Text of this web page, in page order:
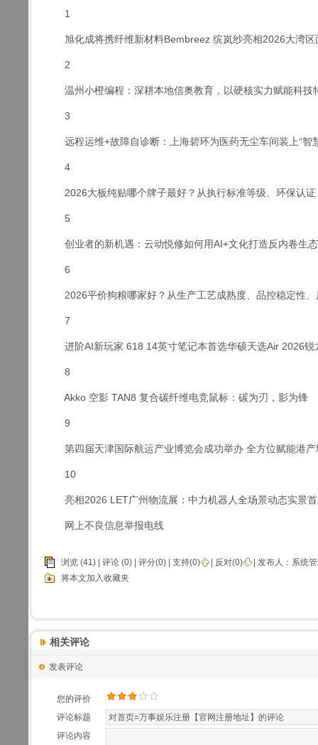
1
旭化成将携纤维新材料Bembreez 缤岚纱亮相2026大湾区
2
温州小橙编程：深耕本地信奥教育，以硬核实力赋能科技
3
远程运维+故障自诊断：上海碧环为医药无尘车间装上“智
4
2026大板纯贴哪个牌子最好？从执行标准等级、环保认证
5
创业者的新机遇：云动悦修如何用AI+文化打造反内卷生
6
2026平价狗粮哪家好？从生产工艺成熟度、品控稳定性、
7
进阶AI新玩家 618 14英寸笔记本首选华硕天选Air 2026锐
8
Akko 空影 TAN8 复合碳纤维电竞鼠标：碳为刃，影为锋
9
第四届天津国际航运产业博览会成功举办 全方位赋能港产
10
亮相2026 LET广州物流展：中力机器人全场景动态实景首
网上不良信息举报电线
浏览 (41) | 评论 (0) | 评分(0) | 支持(0) 反对(0) | 发布人： 系统
将本文加入收藏夹
相关评论
发表评论
您的评价
评论标题
评论内容